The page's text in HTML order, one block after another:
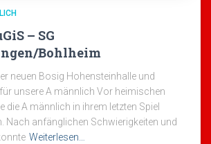
– SG
Bohlheim
neuen Bosig Hohensteinhalle und
unsere A männlich Vor heimischen
die A männlich in ihrem letzten Spiel
Nach anfänglichen Schwierigkeiten und
Weiterlesen…